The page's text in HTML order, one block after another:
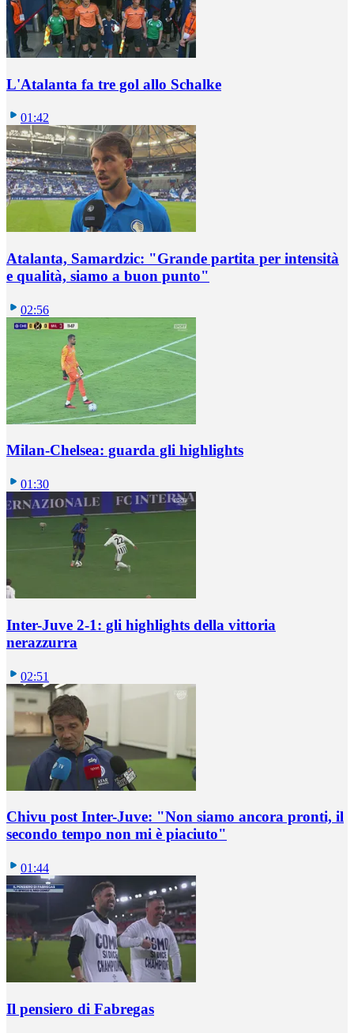
L'Atalanta fa tre gol allo Schalke
01:42
Atalanta, Samardzic: "Grande partita per intensità
e qualità, siamo a buon punto"
02:56
Milan-Chelsea: guarda gli highlights
01:30
Inter-Juve 2-1: gli highlights della vittoria
nerazzurra
02:51
Chivu post Inter-Juve: "Non siamo ancora pronti, il
secondo tempo non mi è piaciuto"
01:44
Il pensiero di Fabregas